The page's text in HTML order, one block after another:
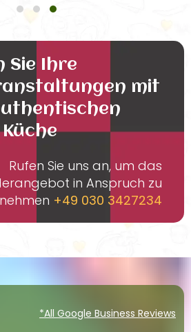
Sie Ihre
mit
Rufen Sie uns an, um das
in Anspruch zu
nehmen +49 030 3427234
*All Google Business Reviews